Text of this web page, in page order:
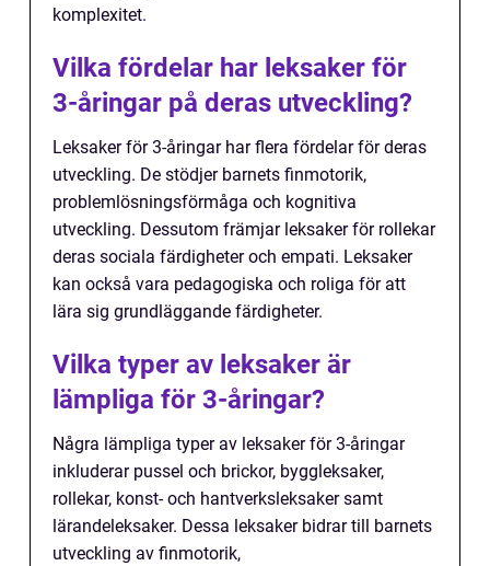
komplexitet.
Vilka fördelar har leksaker för
3-åringar på deras utveckling?
Leksaker för 3-åringar har flera fördelar för deras
utveckling. De stödjer barnets finmotorik,
problemlösningsförmåga och kognitiva
utveckling. Dessutom främjar leksaker för rollekar
deras sociala färdigheter och empati. Leksaker
kan också vara pedagogiska och roliga för att
lära sig grundläggande färdigheter.
Vilka typer av leksaker är
lämpliga för 3-åringar?
Några lämpliga typer av leksaker för 3-åringar
inkluderar pussel och brickor, byggleksaker,
rollekar, konst- och hantverksleksaker samt
lärandeleksaker. Dessa leksaker bidrar till barnets
utveckling av finmotorik,